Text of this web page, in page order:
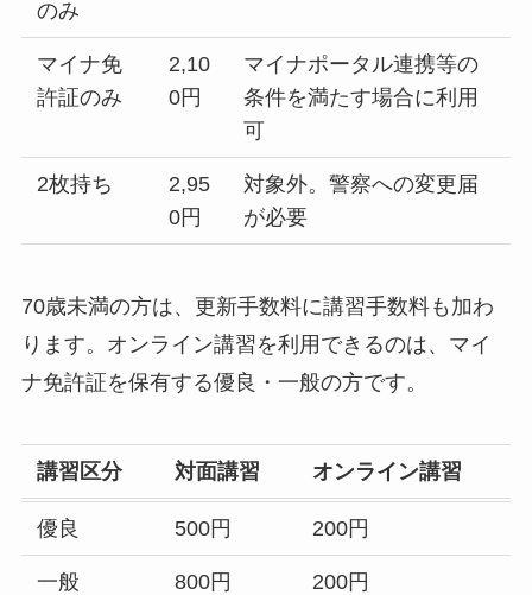
のみ
マイナ免
許証のみ
2,10
0円
マイナポータル連携等の
条件を満たす場合に利用
可
2枚持ち
2,95
0円
対象外。警察への変更届
が必要
70歳未満の方は、更新手数料に講習手数料も加わ
ります。オンライン講習を利用できるのは、マイ
ナ免許証を保有する優良・一般の方です。
講習区分 対面講習 オンライン講習
優良 500円 200円
一般 800円 200円